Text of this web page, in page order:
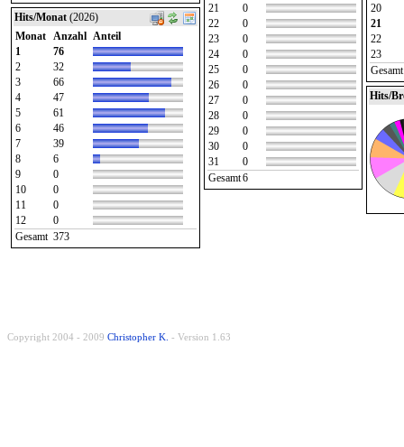
Hits/Monat (2026)
Monat
Anzahl Anteil
1
76
2
32
3
66
4
47
5
61
6
46
7
39
8
6
9
0
10
0
11
0
12
0
Gesamt 373
21
0
22
0
23
0
24
0
25
0
26
0
27
0
28
0
29
0
30
0
31
0
Gesamt6
20
21
22
23
Gesamt
Hits/
Copyright 2004 - 2009 Christopher K. - Version 1.63